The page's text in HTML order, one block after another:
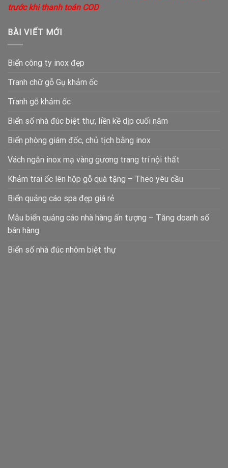
trước khi thanh toán COD
BÀI VIẾT MỚI
Biển công ty inox đẹp
Tranh chữ gỗ Gụ khảm ốc
Tranh gỗ khảm ốc
Biển số nhà đúc biệt thự, liền kề dịp cuối năm
Biển phòng giám đốc, chủ tịch bằng inox
Vách ngăn inox mạ vàng gương trang trí nội thất
Khảm trai ốc lên hộp gỗ quà tặng – Theo yêu cầu
Biển quảng cáo spa đẹp giá rẻ
Mẫu biển quảng cáo nhà hàng ấn tượng – Tăng doanh số
bán hàng
Biển số nhà đúc nhôm biệt thự